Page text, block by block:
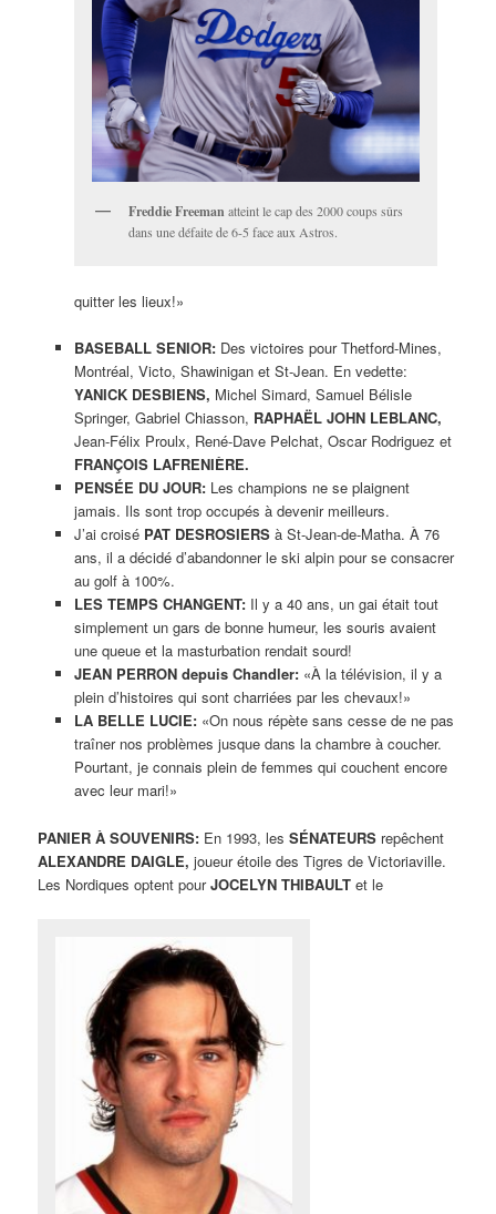
Freddie Freeman atteint le cap des 2000 coups sûrs
dans une défaite de 6-5 face aux Astros.
quitter les lieux!»
BASEBALL SENIOR:Des victoires pour Thetford-Mines,
Montréal, Victo, Shawinigan et St-Jean. En vedette:
YANICK DESBIENS, Michel Simard, Samuel Bélisle
Springer, Gabriel Chiasson, RAPHAËL JOHN LEBLANC,
Jean-Félix Proulx, René-Dave Pelchat, Oscar Rodriguez et
FRANÇOIS LAFRENIÈRE.
PENSÉE DU JOUR: Les champions ne se plaignent
jamais. Ils sont trop occupés à devenir meilleurs.
J’ai croisé PAT DESROSIERSà St-Jean-de-Matha. À 76
ans, il a décidé d’abandonner le ski alpin pour se consacrer
au golf à 100%.
LES TEMPS CHANGENT: Il y a 40 ans, un gai était tout
simplement un gars de bonne humeur, les souris avaient
une queue et la masturbation rendait sourd!
JEAN PERRON depuis Chandler: «À la télévision, il y a
plein d’histoires qui sont charriées par les chevaux!»
LA BELLE LUCIE: «On nous répète sans cesse de ne pas
traîner nos problèmes jusque dans la chambre à coucher.
Pourtant, je connais plein de femmes qui couchent encore
avec leur mari!»
PANIER À SOUVENIRS: En 1993, lesSÉNATEURS repêchent
ALEXANDRE DAIGLE, joueur étoile des Tigres de Victoriaville.
Les Nordiques optent pourJOCELYN THIBAULT et le